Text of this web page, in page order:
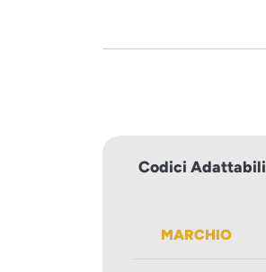
Codici Adattabili
MARCHIO